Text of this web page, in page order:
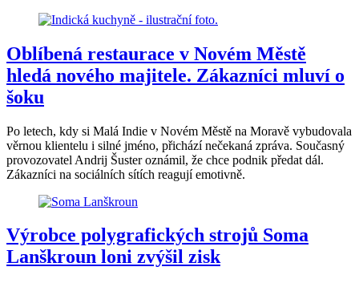
Oblíbená restaurace v Novém Městě
hledá nového majitele. Zákazníci mluví o
šoku
Po letech, kdy si Malá Indie v Novém Městě na Moravě vybudovala
věrnou klientelu i silné jméno, přichází nečekaná zpráva. Současný
provozovatel Andrij Šuster oznámil, že chce podnik předat dál.
Zákazníci na sociálních sítích reagují emotivně.
Výrobce polygrafických strojů Soma
Lanškroun loni zvýšil zisk